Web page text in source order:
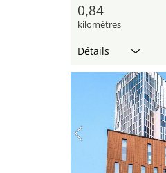
0,84
kilomètres
Détails